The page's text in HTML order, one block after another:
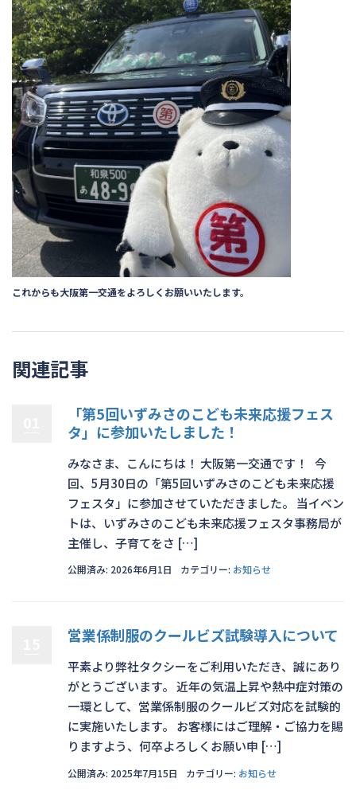
これからも大阪第一交通をよろしくお願いいたします。
関連記事
「第5回いずみさのこども未来応援フェス
タ」に参加いたしました！
みなさま、こんにちは！ 大阪第一交通です！ 今
回、5月30日の「第5回いずみさのこども未来応援
フェスタ」に参加させていただきました。 当イベン
トは、いずみさのこども未来応援フェスタ事務局が
主催し、子育てをさ […]
公開済み: 2026年6月1日 カテゴリー: お知らせ
営業係制服のクールビズ試験導入について
平素より弊社タクシーをご利用いただき、誠にあり
がとうございます。 近年の気温上昇や熱中症対策の
一環として、営業係制服のクールビズ対応を試験的
に実施いたします。 お客様にはご理解・ご協力を賜
りますよう、何卒よろしくお願い申 […]
公開済み: 2025年7月15日 カテゴリー: お知らせ